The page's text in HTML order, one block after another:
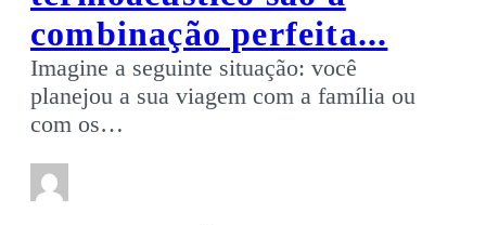
combinação perfeita...
Imagine a seguinte situação: você
planejou a sua viagem com a família ou
com os…